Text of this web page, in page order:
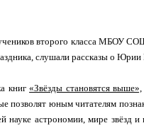
второго класса МБОУ
слушали рассказы о
книг«Звёзды становятся выше»,
позволят юным читателям
астрономии, мире звёзд